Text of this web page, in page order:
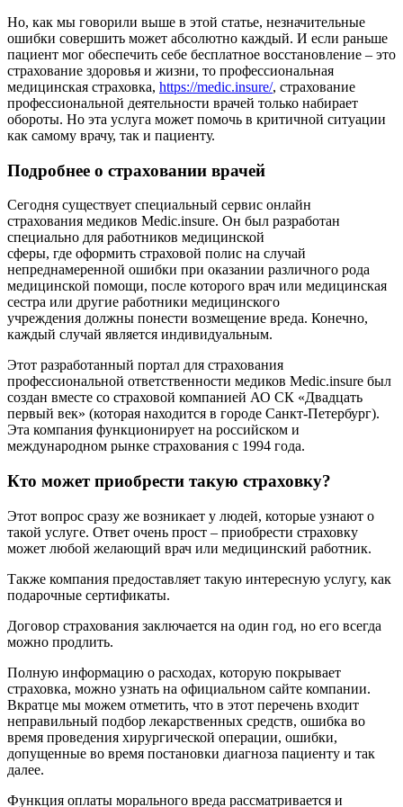
Но, как мы говорили выше в этой статье, незначительные
ошибки совершить может абсолютно каждый. И если раньше
пациент мог обеспечить себе бесплатное восстановление – это
страхование здоровья и жизни, то профессиональная
медицинская страховка, https://medic.insure/, страхование
профессиональной деятельности врачей только набирает
обороты. Но эта услуга может помочь в критичной ситуации
как самому врачу, так и пациенту.
Подробнее о страховании врачей
Сегодня существует специальный сервис онлайн
страхования медиков Medic.insure. Он был разработан
специально для работников медицинской
сферы, где оформить страховой полис на случай
непреднамеренной ошибки при оказании различного рода
медицинской помощи, после которого врач или медицинская
сестра или другие работники медицинского
учреждения должны понести возмещение вреда. Конечно,
каждый случай является индивидуальным.
Этот разработанный портал для страхования
профессиональной ответственности медиков Medic.insure был
создан вместе со страховой компанией АО СК «Двадцать
первый век» (которая находится в городе Санкт-Петербург).
Эта компания функционирует на российском и
международном рынке страхования с 1994 года.
Кто может приобрести такую страховку?
Этот вопрос сразу же возникает у людей, которые узнают о
такой услуге. Ответ очень прост – приобрести страховку
может любой желающий врач или медицинский работник.
Также компания предоставляет такую интересную услугу, как
подарочные сертификаты.
Договор страхования заключается на один год, но его всегда
можно продлить.
Полную информацию о расходах, которую покрывает
страховка, можно узнать на официальном сайте компании.
Вкратце мы можем отметить, что в этот перечень входит
неправильный подбор лекарственных средств, ошибка во
время проведения хирургической операции, ошибки,
допущенные во время постановки диагноза пациенту и так
далее.
Функция оплаты морального вреда рассматривается и